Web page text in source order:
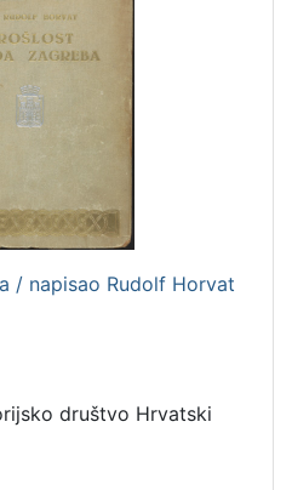
/ napisao Rudolf Horvat
društvo Hrvatski